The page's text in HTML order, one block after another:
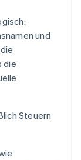
und
die
Steuern